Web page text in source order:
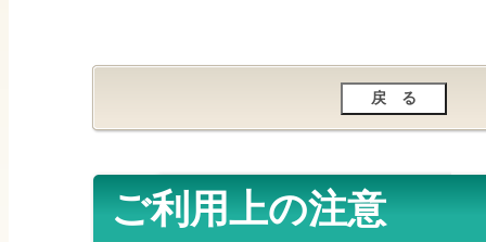
ご利用上の注意